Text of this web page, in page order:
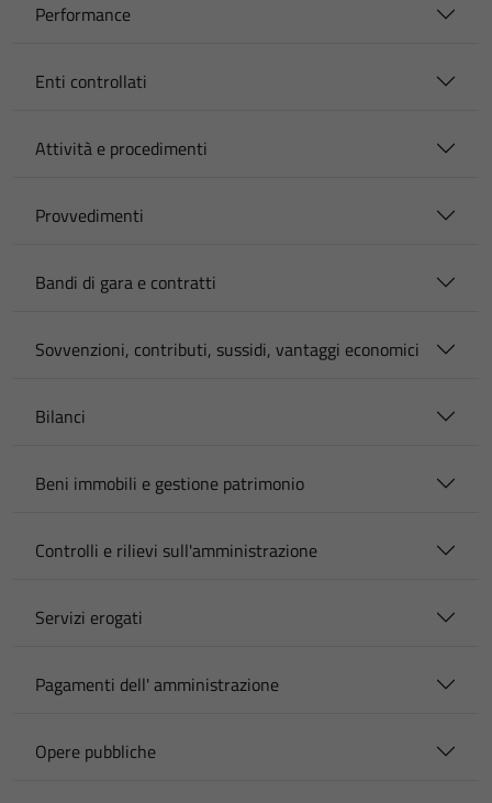
Performance
Enti controllati
Attività e procedimenti
Provvedimenti
Bandi di gara e contratti
Sovvenzioni, contributi, sussidi, vantaggi economici
Bilanci
Beni immobili e gestione patrimonio
Controlli e rilievi sull'amministrazione
Servizi erogati
Pagamenti dell' amministrazione
Opere pubbliche